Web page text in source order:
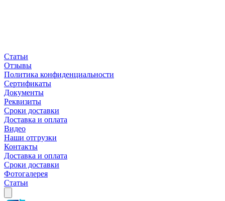
Статьи
Отзывы
Политика конфиденциальности
Сертификаты
Документы
Реквизиты
Сроки доставки
Доставка и оплата
Видео
Наши отгрузки
Контакты
Доставка и оплата
Сроки доставки
Фотогалерея
Статьи